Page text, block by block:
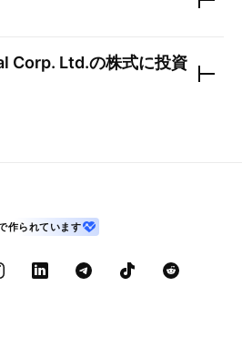
Corp. Ltd.の株式に投資
作られています